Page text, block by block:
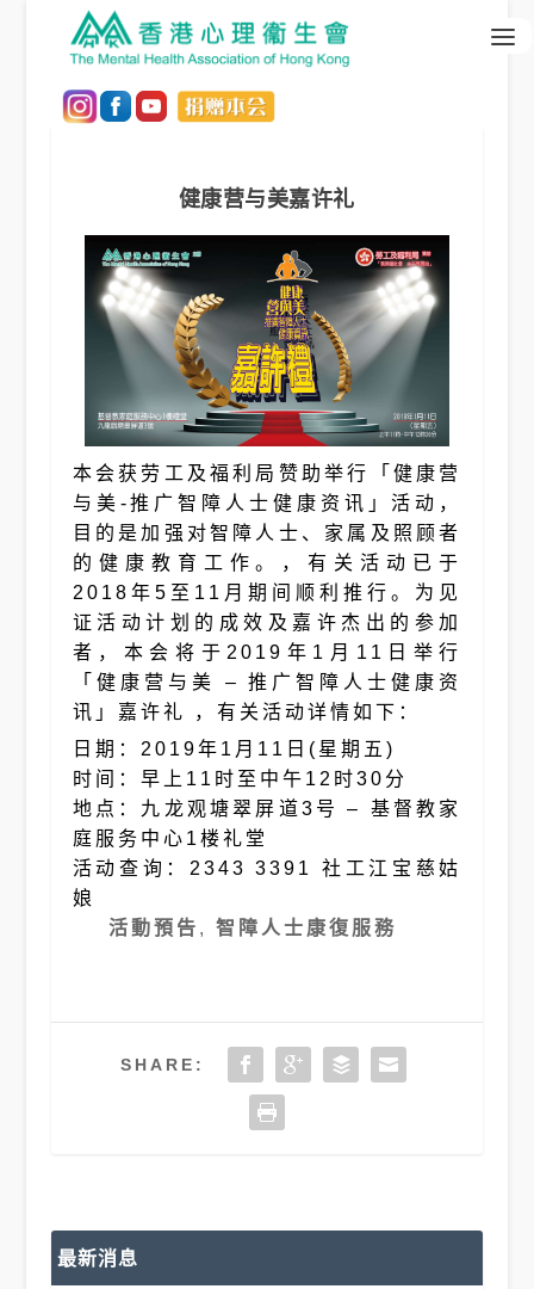
健康营与美嘉许礼
本会获劳工及福利局赞助举行「健康营
与美-推广智障人士健康资讯」活动，
目的是加强对智障人士、家属及照顾者
的健康教育工作。，有关活动已于
2018年5至11月期间顺利推行。为见
证活动计划的成效及嘉许杰出的参加
者，本会将于2019年1月11日举行
「健康营与美 – 推广智障人士健康资
讯」嘉许礼 ，有关活动详情如下：
日期：2019年1月11日(星期五)
时间：早上11时至中午12时30分
地点：九龙观塘翠屏道3号 – 基督教家
庭服务中心1楼礼堂
活动查询：2343 3391 社工江宝慈姑
娘
活動預告 , 智障人士康復服務
SHARE:
最新消息